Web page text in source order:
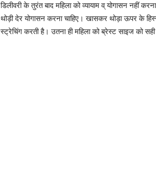
डिलीवरी के तुरंत बाद महिला को व्यायाम व् योगासन नहीं
थोड़ी देर योगासन करना चाहिए। खासकर थोड़ा ऊपर के
स्ट्रेचिंग करती है। उतना ही महिला को ब्रेस्ट साइज को